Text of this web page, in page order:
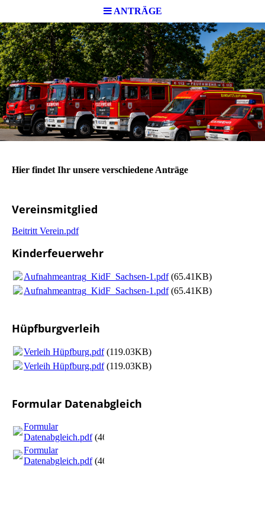
ANTRÄGE
Hier findet Ihr unsere verschiedene Anträge
Vereinsmitglied
Beitritt Verein.pdf
Kinderfeuerwehr
Aufnahmeantrag_KidF_Sachsen-1.pdf(65.41KB)
Aufnahmeantrag_KidF_Sachsen-1.pdf(65.41KB)
Hüpfburgverleih
Verleih Hüpfburg.pdf(119.03KB)
Verleih Hüpfburg.pdf(119.03KB)
Formular Datenabgleich
Formular
Datenabgleich.pdf(464.84KB)
Formular
Datenabgleich.pdf(464.84KB)